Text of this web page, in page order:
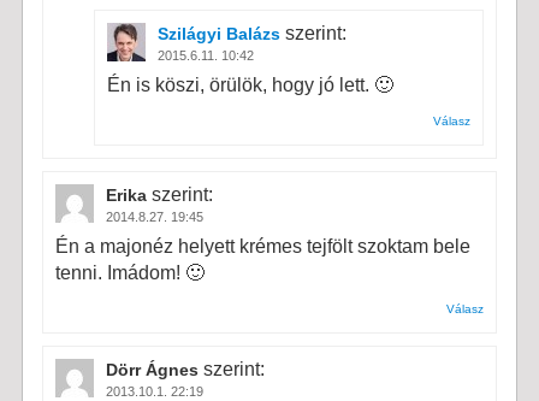
Szilágyi Balázs szerint:
2015.6.11. 10:42
Én is köszi, örülök, hogy jó lett. 🙂
Válasz
Erika szerint:
2014.8.27. 19:45
Én a majonéz helyett krémes tejfölt szoktam bele
tenni. Imádom! 🙂
Válasz
Dörr Ágnes szerint:
2013.10.1. 22:19